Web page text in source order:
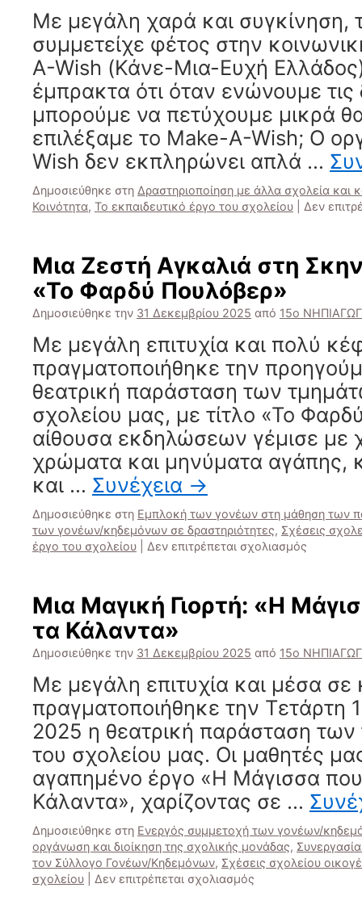
Με μεγάλη χαρά και συγκίνηση,
συμμετείχε φέτος στην
A-Wish (Κάνε-Μια-Ευχή
έμπρακτα ότι όταν ενώνουμε τις
μπορούμε να πετύχουμε μικρά
επιλέξαμε το Make-A-Wish; Ο
Wish δεν εκπληρώνει απλά …
Δημοσιεύθηκε στη Δραστηριοποίηση με άλλα σχολεία και
Κοινότητα, Το εκπαιδευτικό έργο του σχολείου Δεν
Μια Ζεστή Αγκαλιά στη
«Το Φαρδύ Πουλόβερ»
Δημοσιεύθηκε την 31 Δεκεμβρίου 2025 από 15ο
Με μεγάλη επιτυχία και πολύ
πραγματοποιήθηκε την
θεατρική παράσταση των
σχολείου μας, με τίτλο «Το
αίθουσα εκδηλώσεων γέμισε με
χρώματα και μηνύματα αγάπης,
και … Συνέχεια →
Δημοσιεύθηκε στη Εμπλοκή των γονέων στη μάθηση των
των γονέων/κηδεμόνων σε δραστηριότητες, Σχέσεις
έργο του σχολείου
Δεν επιτρέπεται σχολιασμός
Αγκαλιά
στη
Φαρδύ
Μια Μαγική Γιορτή: «Η
τα Κάλαντα»
Δημοσιεύθηκε την 31 Δεκεμβρίου 2025 από 15ο
Με μεγάλη επιτυχία και μέσα σε
πραγματοποιήθηκε την Τετάρτη
2025 η θεατρική παράσταση
του σχολείου μας. Οι μαθητές
αγαπημένο έργο «Η Μάγισσα
Κάλαντα», χαρίζοντας σε …
Δημοσιεύθηκε στη Ενεργός συμμετοχή των γονέων/
οργάνωση και διοίκηση της σχολικής μονάδας,
τον Σύλλογο Γονέων/Κηδεμόνων, Σχέσεις σχολείου
σχολείου
Δεν επιτρέπεται σχολιασμός